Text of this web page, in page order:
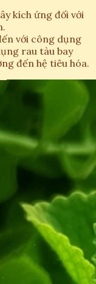
kích ứng đối với
với công dụng
rau tàu bay
đến hệ tiêu hóa.